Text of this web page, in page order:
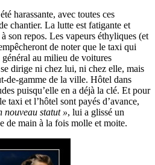
harassante, avec toutes ces
chantier. La lutte est fatigante et
son repos. Les vapeurs éthyliques (et
de noter que le taxi qui
au milieu de voitures
dirige ni chez lui, ni chez elle, mais
de-gamme de la ville. Hôtel dans
puisqu’elle en a déjà la clé. Et pour
taxi et l’hôtel sont payés d’avance,
nouveau statut », lui a glissé un
de main à la fois molle et moite.